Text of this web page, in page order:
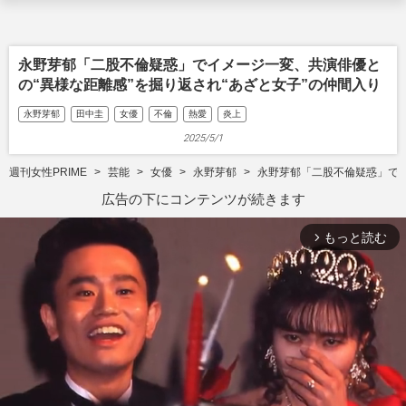
永野芽郁「二股不倫疑惑」でイメージ一変、共演俳優と
の“異様な距離感”を掘り返され“あざと女子”の仲間入り
永野芽郁 田中圭 女優 不倫 熱愛 炎上
2025/5/1
週刊女性PRIME 芸能 女優 永野芽郁 永野芽郁「二股不倫疑惑」で
広告の下にコンテンツが続きます
arrow_forward_ios もっと読む